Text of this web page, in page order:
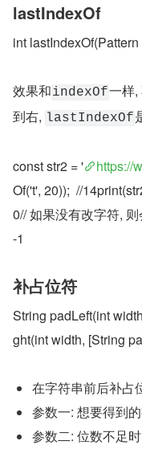
lastIndexOf
int
效果和indexOf一样,
到右, lastIndexOf
const str2 = ' https://
Of('t', 20));  //
0// 如果没有改字符,
-1
补占位符
String padLeft(int
ght(int width, [String
在字符串前后补占
参数一: 想要得到
参数二: 位数不足